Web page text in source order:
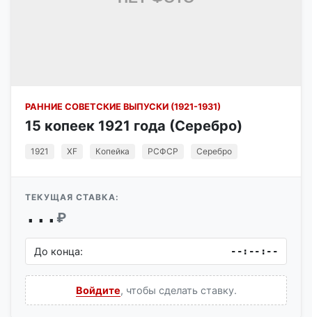
РАННИЕ СОВЕТСКИЕ ВЫПУСКИ (1921-1931)
15 копеек 1921 года (Серебро)
1921 XF Копейка РСФСР Серебро
ТЕКУЩАЯ СТАВКА:
... ₽
До конца: --:--:--
Войдите, чтобы сделать ставку.